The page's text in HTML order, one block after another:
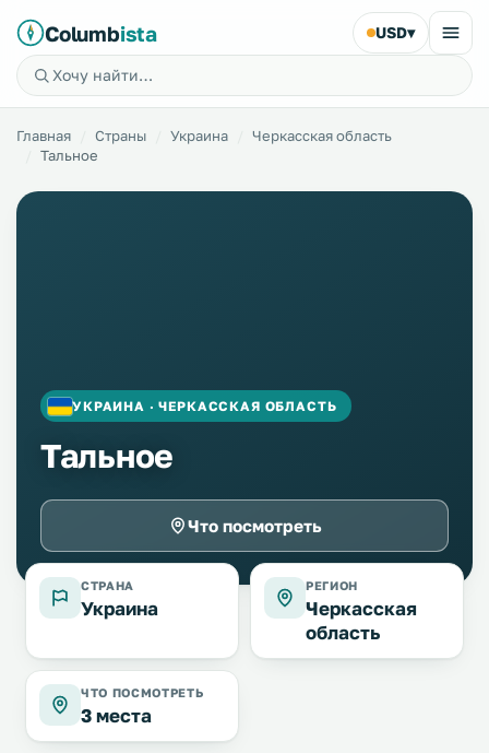
Columbista USD▾
Главная Страны Украина
Черкасская область
Тальное
УКРАИНА · ЧЕРКАССКАЯ ОБЛАСТЬ
Тальное
Что посмотреть
СТРАНА
Украина
РЕГИОН
Черкасская
область
ЧТО ПОСМОТРЕТЬ
3 места